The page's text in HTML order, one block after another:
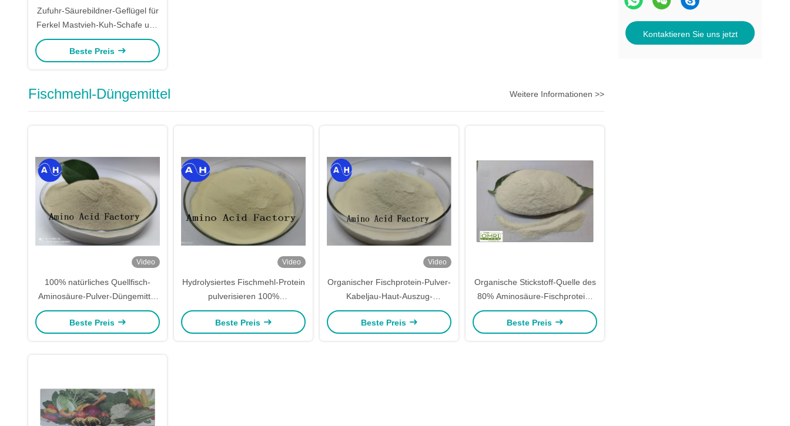
Kontaktieren Sie uns jetzt
Zufuhr-Säurebildner-Geflügel für
Ferkel Mastvieh-Kuh-Schafe und
andere Tiere
Beste Preis
Fischmehl-Düngemittel Weitere Informationen >>
Video
100% natürliches Quellfisch-
Aminosäure-Pulver-Düngemittel
12-0-0 wasserlöslich
Beste Preis
Video
Hydrolysiertes Fischmehl-Protein
pulverisieren 100%
wasserlösliches Düngemittel
Beste Preis
Video
Organischer Fischprotein-Pulver-
Kabeljau-Haut-Auszug-
landwirtschaftliches Düngemittel
wasserlöslich
Beste Preis
Organische Stickstoff-Quelle des
80% Aminosäure-Fischprotein-
Düngemittel-14-0-0
Beste Preis